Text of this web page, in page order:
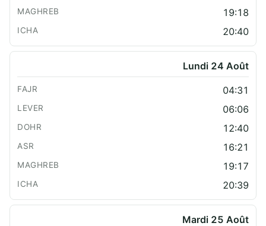
19:18
20:40
Lundi 24 Août
04:31
06:06
12:40
16:21
19:17
20:39
Mardi 25 Août